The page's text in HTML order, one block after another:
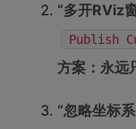
“多开RViz
Publish
方案：永远
“忽略坐标